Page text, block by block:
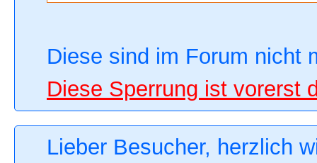
Diese sind im Forum nicht
Diese Sperrung ist vorerst
Lieber Besucher, herzlich